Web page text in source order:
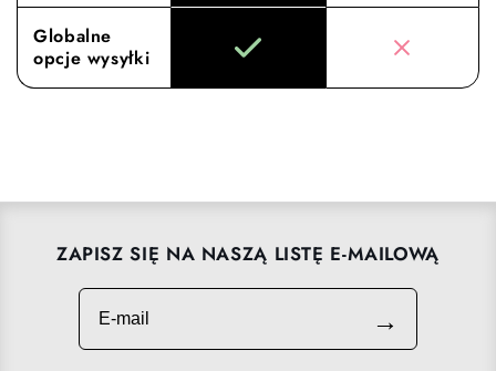
Globalne
opcje wysyłki
ZAPISZ SIĘ NA NASZĄ LISTĘ E-MAILOWĄ
E-mail
→